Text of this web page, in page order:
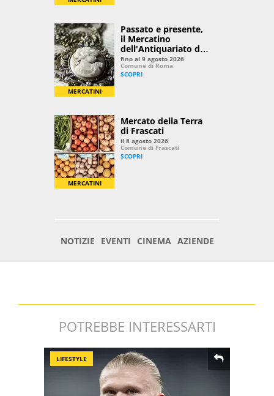
POTREBBE INTERESSARTI
LIFESTYLE